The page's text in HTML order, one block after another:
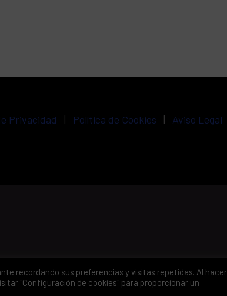
Privacidad | Política de Cookies | Aviso Legal
recordando sus preferencias y visitas repetidas. Al
"Configuración de cookies" para proporcionar un